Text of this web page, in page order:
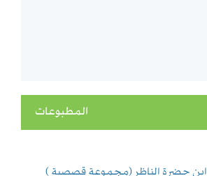
المطبوعات
ابن حضرة الناظر (مجموعة قصصية )